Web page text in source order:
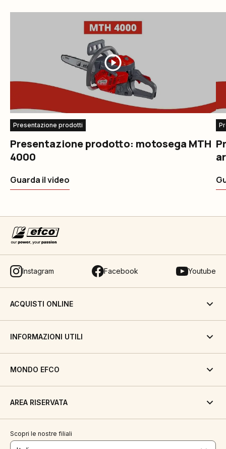
Presentazione prodotti
Presentazione prodotto: motosega MTH
4000
Guarda il video
Instagram Facebook Youtube
ACQUISTI ONLINE
INFORMAZIONI UTILI
MONDO EFCO
AREA RISERVATA
Scopri le nostre filiali